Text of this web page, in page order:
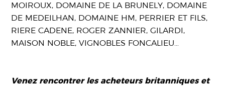
MOIROUX, DOMAINE DE LA BRUNELY, DOMAINE
DE MEDEILHAN, DOMAINE HM, PERRIER ET FILS,
RIERE CADENE, ROGER ZANNIER, GILARDI,
MAISON NOBLE, VIGNOBLES FONCALIEU…
Venez rencontrer les acheteurs britanniques et